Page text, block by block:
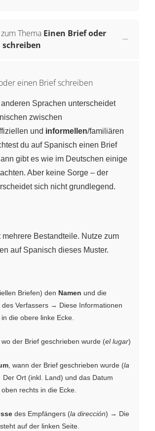
Thema Einen Brief oder
schreiben
einen Brief schreiben
Sprachen unterscheidet
zwischen
und informellen/familiären
du auf Spanisch einen Brief
gibt es wie im Deutschen einige
Aber keine Sorge – der
sich nicht grundlegend.
mehrere Bestandteile. Nutze zum
auf Spanisch dieses Muster.
Briefen) den Namen und die
des Verfassers → Diese Informationen
die obere linke Ecke.
, wo der Brief geschrieben wurde (el lugar)
, wann der Brief geschrieben wurde (la
Ort (inkl. Land) und das Datum
rechts in die Ecke.
des Empfängers (la dirección) → Die
auf der linken Seite.